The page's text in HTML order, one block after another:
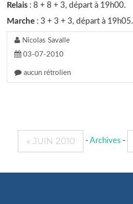
Relais : 8 + 8 + 3, départ à 19h00.
Marche : 3 + 3 + 3, départ à 19h05.
Nicolas Savalle
03-07-2010
aucun rétrolien
« JUIN 2010 -Archives-